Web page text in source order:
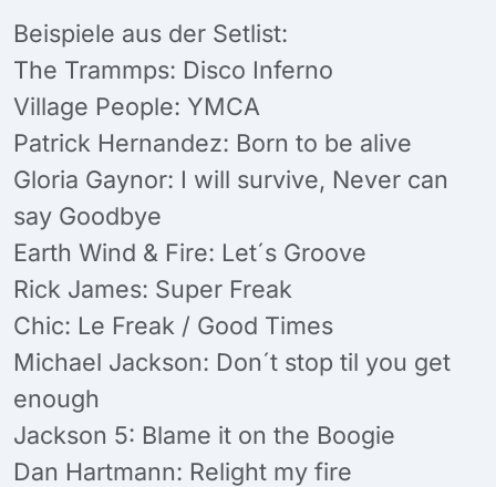
Beispiele aus der Setlist:
The Trammps: Disco Inferno
Village People: YMCA
Patrick Hernandez: Born to be alive
Gloria Gaynor: I will survive, Never can
say Goodbye
Earth Wind & Fire: Let´s Groove
Rick James: Super Freak
Chic: Le Freak / Good Times
Michael Jackson: Don´t stop til you get
enough
Jackson 5: Blame it on the Boogie
Dan Hartmann: Relight my fire